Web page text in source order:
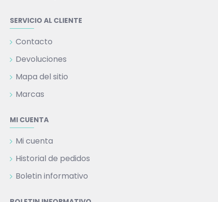
SERVICIO AL CLIENTE
Contacto
Devoluciones
Mapa del sitio
Marcas
MI CUENTA
Mi cuenta
Historial de pedidos
Boletin informativo